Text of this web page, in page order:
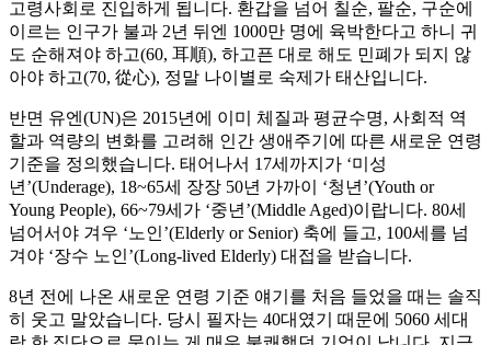
고령사회로 진입하게 됩니다. 환갑을 넘어 칠순, 팔순, 구순에
이르는 인구가 불과 2년 뒤엔 1000만 명에 육박한다고 하니 귀
도 순해져야 하고(60, 耳順), 하고픈 대로 해도 민폐가 되지 않
아야 하고(70, 從心), 정말 나이별로 숙제가 태산입니다.
반면 유엔(UN)은 2015년에 이미 체질과 평균수명, 사회적 역
할과 역량의 변화를 고려해 인간 생애주기에 따른 새로운 연령
기준을 정의했습니다. 태어나서 17세까지가 ‘미성
년’(Underage), 18~65세 장장 50년 가까이 ‘청년’(Youth or
Young People), 66~79세가 ‘중년’(Middle Aged)이랍니다. 80세
넘어서야 겨우 ‘노인’(Elderly or Senior) 축에 들고, 100세를 넘
겨야 ‘장수 노인’(Long-lived Elderly) 대접을 받습니다.
8년 전에 나온 새로운 연령 기준 얘기를 처음 들었을 때는 솔직
히 웃고 말았습니다. 당시 필자는 40대였기 때문에 5060 세대